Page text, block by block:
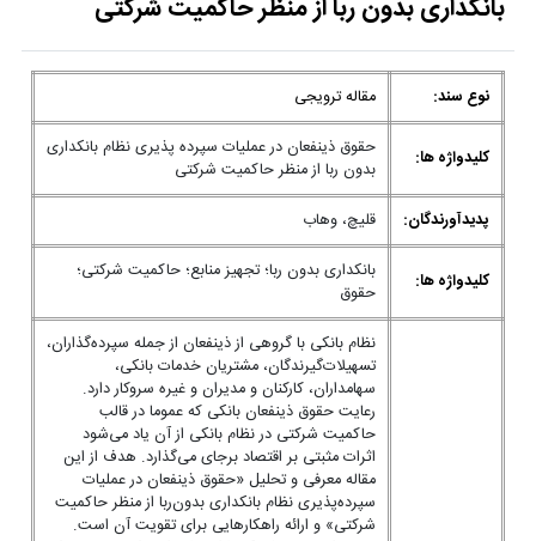
بانکداری بدون ربا از منظر حاکمیت شرکتی
نوع سند: مقاله ترویجی
کلیدواژه ها:
حقوق ذینفعان در عملیات سپرده پذیری نظام بانکداری
بدون ربا از منظر حاکمیت شرکتی
پدیدآورندگان:
قلیچ، وهاب
کلیدواژه ها:
بانکداری بدون ربا؛ تجهیز منابع؛ حاکمیت شرکتی؛
حقوق
نظام بانکی با گروهی از ذینفعان از جمله سپرده‌گذاران،
تسهیلات‌گیرندگان، مشتریان خدمات بانکی،
سهامداران، کارکنان و مدیران و غیره سروکار دارد.
رعایت حقوق ذینفعان بانکی که عموما در قالب
حاکمیت شرکتی در نظام بانکی از آن یاد می‌شود
اثرات مثبتی بر اقتصاد برجای می‌گذارد. هدف از این
مقاله معرفی و تحلیل «حقوق ذینفعان در عملیات
سپرده‌پذیری نظام بانکداری بدون‌ربا از منظر حاکمیت
شرکتی» و ارائه راهکارهایی برای تقویت آن است.